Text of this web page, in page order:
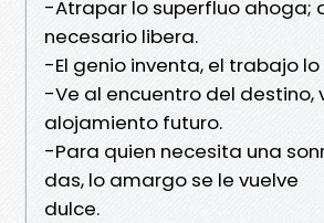
-Atrapar lo superfluo ahoga;
necesario libera.
-El genio inventa, el trabajo
-Ve al encuentro del destino,
alojamiento futuro.
-Para quien necesita una
das, lo amargo se le vuelve
dulce.